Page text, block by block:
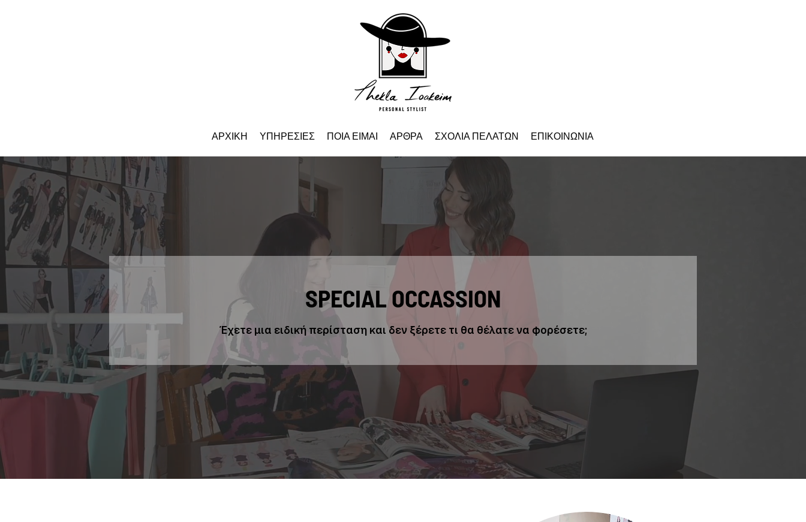
ΑΡΧΙΚΗ ΥΠΗΡΕΣΙΕΣ ΠΟΙΑ ΕΙΜΑΙ ΑΡΘΡΑ ΣΧΟΛΙΑ ΠΕΛΑΤΩΝ ΕΠΙΚΟΙΝΩΝΙΑ
SPECIAL OCCASSION
Έχετε μια ειδική περίσταση και δεν ξέρετε τι θα θέλατε να φορέσετε;